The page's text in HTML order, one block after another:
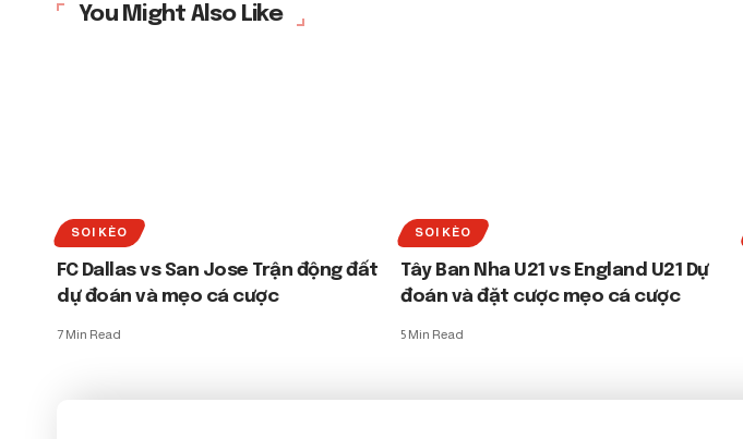
You Might Also Like
SOI KÈO
FC Dallas vs San Jose Trận động đất
dự đoán và mẹo cá cược
7 Min Read
SOI KÈO
Tây Ban Nha U21 vs England U21 Dự
đoán và đặt cược mẹo cá cược
5 Min Read